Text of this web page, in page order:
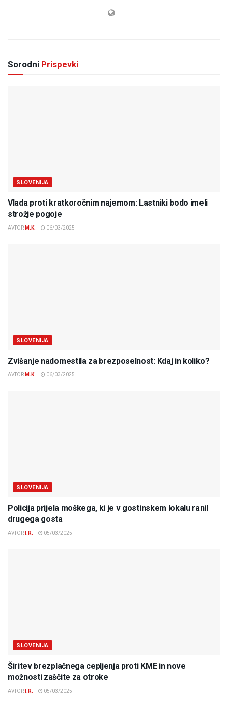
Sorodni Prispevki
SLOVENIJA
Vlada proti kratkoročnim najemom: Lastniki bodo imeli
strožje pogoje
AVTOR M.K. 06/03/2025
SLOVENIJA
Zvišanje nadomestila za brezposelnost: Kdaj in koliko?
AVTOR M.K. 06/03/2025
SLOVENIJA
Policija prijela moškega, ki je v gostinskem lokalu ranil
drugega gosta
AVTOR I.R. 05/03/2025
SLOVENIJA
Širitev brezplačnega cepljenja proti KME in nove
možnosti zaščite za otroke
AVTOR I.R. 05/03/2025